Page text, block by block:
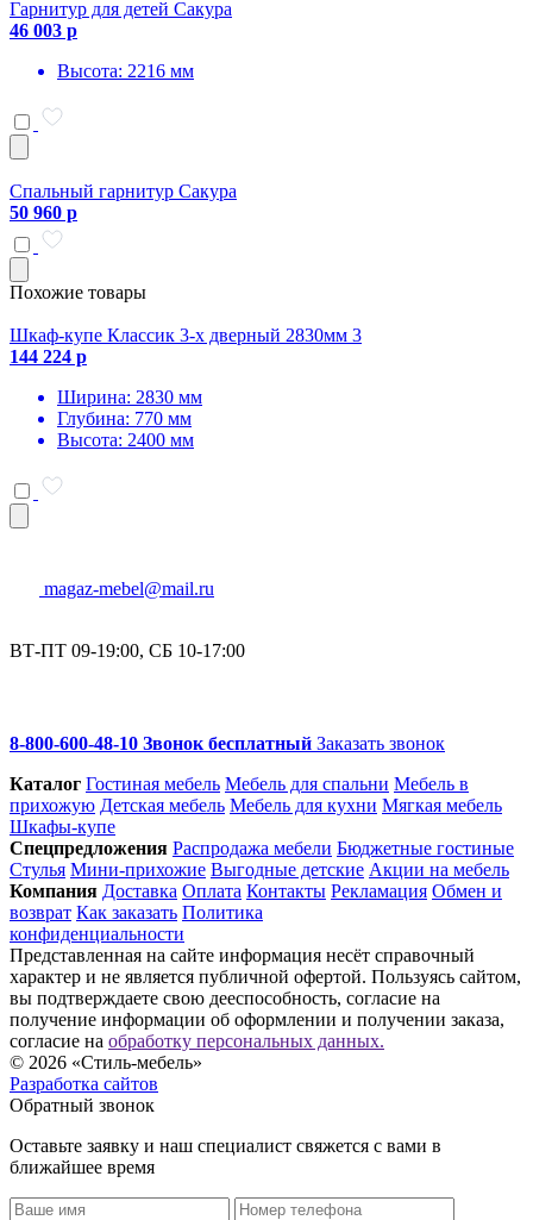
Гарнитур для детей Сакура
46 003 р
Высота: 2216 мм
Спальный гарнитур Сакура
50 960 р
Похожие товары
Шкаф-купе Классик 3-х дверный 2830мм 3
144 224 р
Ширина: 2830 мм
Глубина: 770 мм
Высота: 2400 мм
magaz-mebel@mail.ru
ВТ-ПТ 09-19:00, СБ 10-17:00
8-800-600-48-10 Звонок бесплатный Заказать звонок
Каталог Гостиная мебель Мебель для спальни Мебель в
прихожую Детская мебель Мебель для кухни Мягкая мебель
Шкафы-купе
Спец­предложения Распродажа мебели Бюджетные гостиные
Стулья Мини-прихожие Выгодные детские Акции на мебель
Компания Доставка Оплата Контакты Рекламация Обмен и
возврат Как заказать Политика
конфиденциальности
Представленная на сайте информация несёт справочный
характер и не является публичной офертой. Пользуясь сайтом,
вы подтверждаете свою дееспособность, согласие на
получение информации об оформлении и получении заказа,
согласие на обработку персональных данных.
© 2026 «Стиль-мебель»
Разработка сайтов
Обратный звонок
Оставьте заявку и наш специалист свяжется с вами в
ближайшее время